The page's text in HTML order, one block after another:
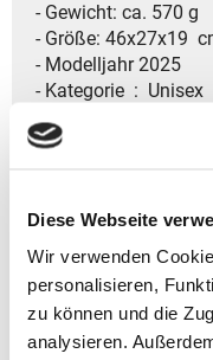
Diese Webseite
Wir verwenden
personalisieren,
zu können und die
analysieren.
- Gewicht: ca. 570 g
- Größe: 46x27x19
- Modelljahr 2025
- Kategorie ‏ : ‎ Unisex
- Airstripes System
- Sicherer Platz für
- Elastische
- Gepolsterte
- Praktische
Aufbewahrung der
- Innenfach zur